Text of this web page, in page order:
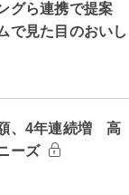
グら連携で提案
で見た目のおいし
、4年連続増 高
ーズ